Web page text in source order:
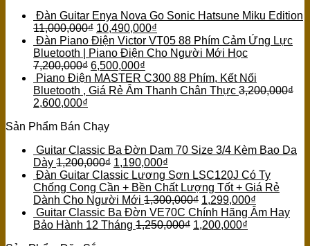
Đàn Guitar Enya Nova Go Sonic Hatsune Miku Edition
11,000,000₫ 10,490,000₫
Đàn Piano Điện Victor VT05 88 Phím Cảm Ứng Lực
Bluetooth | Piano Điện Cho Người Mới Học
7,200,000₫ 6,500,000₫
Piano Điện MASTER C300 88 Phím, Kết Nối
Bluetooth , Giá Rẻ Âm Thanh Chân Thực 3,200,000₫
2,600,000₫
Sản Phẩm Bán Chạy
Guitar Classic Ba Đờn Dam 70 Size 3/4 Kèm Bao Da
Dày 1,200,000₫ 1,190,000₫
Đàn Guitar Classic Lương Sơn LSC120J Có Ty
Chống Cong Cần + Bền Chất Lượng Tốt + Giá Rẻ
Dành Cho Người Mới 1,300,000₫ 1,299,000₫
Guitar Classic Ba Đờn VE70C Chính Hãng Âm Hay
Bảo Hành 12 Tháng 1,250,000₫ 1,200,000₫